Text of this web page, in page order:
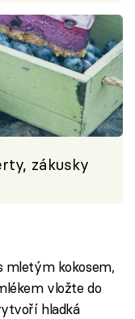
zákusky
mletým kokosem,
vložte do
hladká